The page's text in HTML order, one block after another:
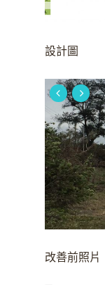
設計圖
改善前照片